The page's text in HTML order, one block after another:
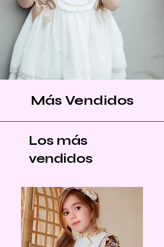
Más Vendidos
Los más
vendidos